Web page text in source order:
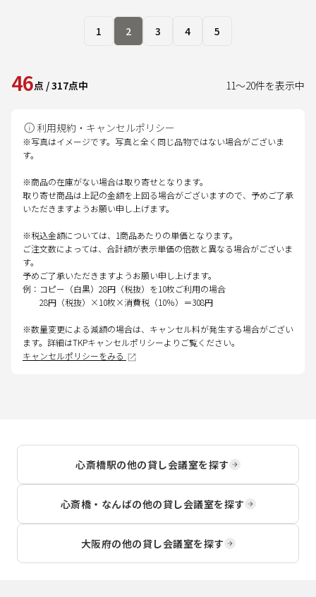
1 2 3 4 5
46点 /317点中 11～20件を表示中
利用規約・キャンセルポリシー
※写真はイメージです。写真と全く同じ品物ではない場合がございま
す。
※商品の在庫がない場合は取り寄せとなります。
取り寄せ商品は上記の金額を上回る場合がございますので、予めご了承
いただきますようお願い申し上げます。
※税込金額については、1商品あたりの単価となります。
ご注文数によっては、合計額が表示単価の倍数と異なる場合がございま
す。
予めご了承いただきますようお願い申し上げます。
例：コピー（白黒）28円（税抜）を10枚ご利用の場合
28円（税抜）×10枚×消費税（10％）＝308円
※数量変更による減額の場合は、キャンセル料が発生する場合がござい
ます。詳細はTKPキャンセルポリシーよりご覧ください。
キャンセルポリシーをみる
心斎橋駅の他の貸し会議室を探す
心斎橋・なんばの他の貸し会議室を探す
大阪府の他の貸し会議室を探す